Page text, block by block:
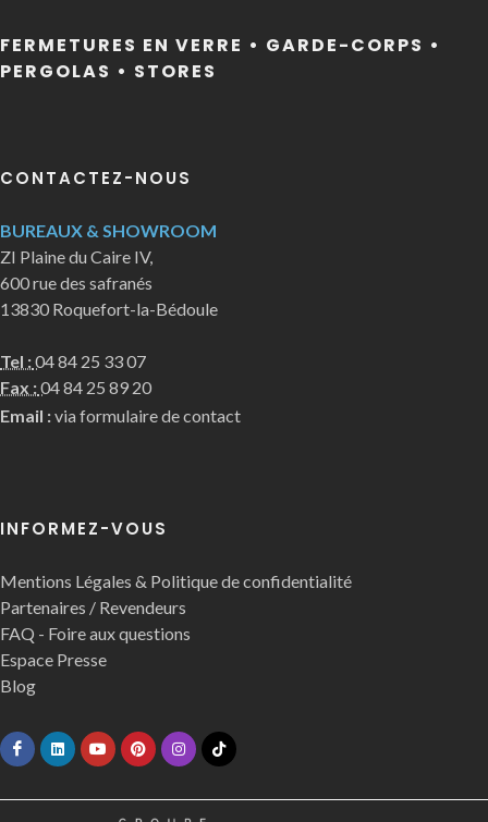
FERMETURES EN VERRE • GARDE-CORPS •
PERGOLAS • STORES
CONTACTEZ-NOUS
BUREAUX & SHOWROOM
ZI Plaine du Caire IV,
600 rue des safranés
13830 Roquefort-la-Bédoule
Tel :04 84 25 33 07
Fax :04 84 25 89 20
Email :via formulaire de contact
INFORMEZ-VOUS
Mentions Légales & Politique de confidentialité
Partenaires / Revendeurs
FAQ - Foire aux questions
Espace Presse
Blog